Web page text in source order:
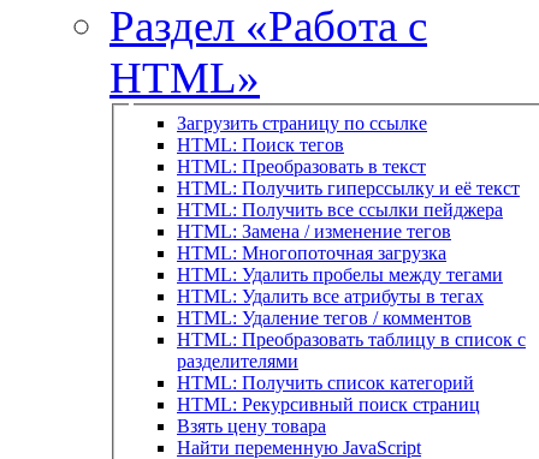
Раздел «Работа с
HTML»
Загрузить страницу по ссылке
HTML: Поиск тегов
HTML: Преобразовать в текст
HTML: Получить гиперссылку и её текст
HTML: Получить все ссылки пейджера
HTML: Замена / изменение тегов
HTML: Многопоточная загрузка
HTML: Удалить пробелы между тегами
HTML: Удалить все атрибуты в тегах
HTML: Удаление тегов / комментов
HTML: Преобразовать таблицу в список с
разделителями
HTML: Получить список категорий
HTML: Рекурсивный поиск страниц
Взять цену товара
Найти переменную JavaScript